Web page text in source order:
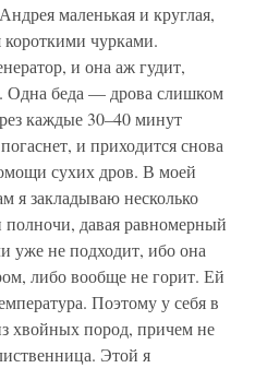
маленькая и круглая,
короткими чурками.
и она аж гудит,
Одна беда — дрова слишком
каждые 30–40 минут
и приходится снова
сухих дров. В моей
я закладываю несколько
давая равномерный
уже не подходит, ибо она
либо вообще не горит. Ей
Поэтому у себя в
хвойных пород, причем не
Этой я